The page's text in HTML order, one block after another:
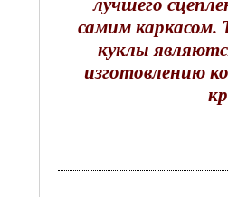
лучшего
самим каркасом.
куклы
изготовлению